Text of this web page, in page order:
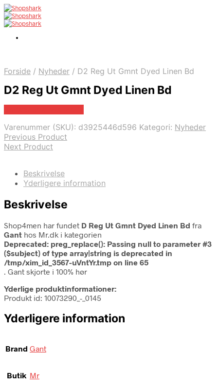
Forside / Nyheder / D2 Reg Ut Gmnt Dyed Linen Bd
D2 Reg Ut Gmnt Dyed Linen Bd
Varenummer (SKU): d3925446d596 Kategori: Nyheder
Previous Product
Next Product
Beskrivelse
Yderligere information
Beskrivelse
Shop4men har fundet D Reg Ut Gmnt Dyed Linen Bd fra
Gant hos Mr.dk i kategorien
Deprecated: preg_replace(): Passing null to parameter #3
($subject) of type array|string is deprecated in
/tmp/xim_id_3567-uVntYr.tmp on line 65
. Gant skjorte i 100% hør
Yderlige produktinformationer:
Produkt id: 10073290_-_0145
Yderligere information
Brand Gant
Butik Mr